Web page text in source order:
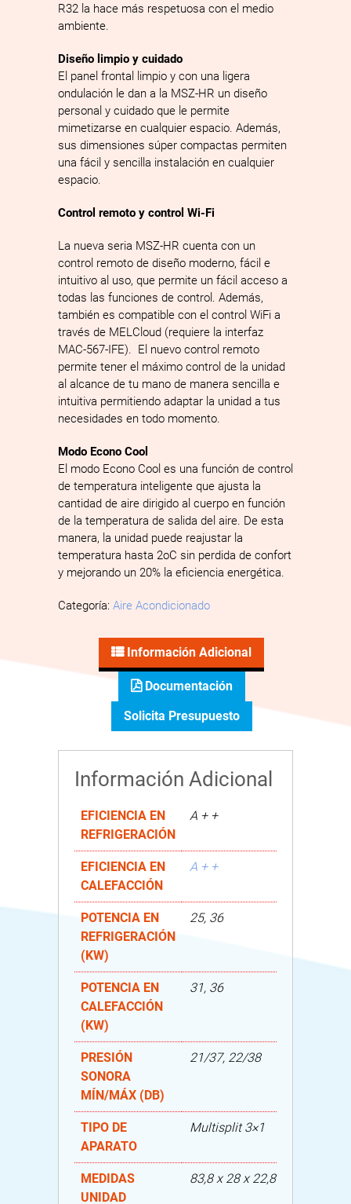
R32 la hace más respetuosa con el medio
ambiente.
Diseño limpio y cuidado
El panel frontal limpio y con una ligera
ondulación le dan a la MSZ-­HR un diseño
personal y cuidado que le permite
mimetizarse en cualquier espacio. Además,
sus dimensiones súper compactas permiten
una fácil y sencilla instalación en cualquier
espacio.
Control remoto y control Wi-Fi
La nueva seria MSZ-­HR cuenta con un
control remoto de diseño moderno, fácil e
intuitivo al uso, que permite un fácil acceso a
todas las funciones de control. Además,
también es compatible con el control WiFi a
través de MELCloud (requiere la interfaz
MAC­-567-IF­E). El nuevo control remoto
permite tener el máximo control de la unidad
al alcance de tu mano de manera sencilla e
intuitiva permitiendo adaptar la unidad a tus
necesidades en todo momento.
Modo Econo Cool
El modo Econo Cool es una función de control
de temperatura inteligente que ajusta la
cantidad de aire dirigido al cuerpo en función
de la temperatura de salida del aire. De esta
manera, la unidad puede reajustar la
temperatura hasta 2oC sin perdida de confort
y mejorando un 20% la eficiencia energética.
Categoría: Aire Acondicionado
Información Adicional
Documentación
Solicita Presupuesto
Información Adicional
EFICIENCIA EN
REFRIGERACIÓN
A + +
EFICIENCIA EN
CALEFACCIÓN
A + +
POTENCIA EN
REFRIGERACIÓN
(KW)
25, 36
POTENCIA EN
CALEFACCIÓN
(KW)
31, 36
PRESIÓN
SONORA
MÍN/MÁX (DB)
21/37, 22/38
TIPO DE
APARATO
Multisplit 3×1
MEDIDAS
UNIDAD
83,8 x 28 x 22,8